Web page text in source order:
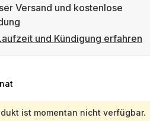
Versand und kostenlose
und Kündigung erfahren
ist momentan nicht verfügbar.